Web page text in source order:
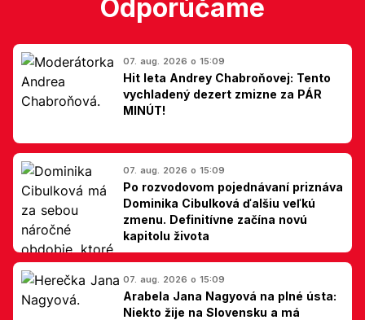
Odporúčame
07. aug. 2026 o 15:09
Hit leta Andrey Chabroňovej: Tento
vychladený dezert zmizne za PÁR
MINÚT!
07. aug. 2026 o 15:09
Po rozvodovom pojednávaní priznáva
Dominika Cibulková ďalšiu veľkú
zmenu. Definitívne začína novú
kapitolu života
07. aug. 2026 o 15:09
Arabela Jana Nagyová na plné ústa:
Niekto žije na Slovensku a má